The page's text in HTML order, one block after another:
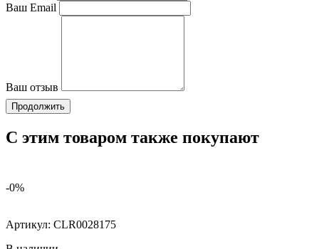
Ваш Email
Ваш отзыв
Продолжить
С этим товаром также покупают
-0%
Артикул: CLR0028175